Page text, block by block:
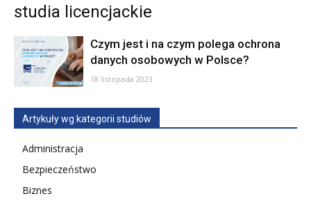
studia licencjackie
Czym jest i na czym polega ochrona
danych osobowych w Polsce?
18 listopada 2023
Artykuły wg kategorii studiów
Administracja
Bezpieczeństwo
Biznes